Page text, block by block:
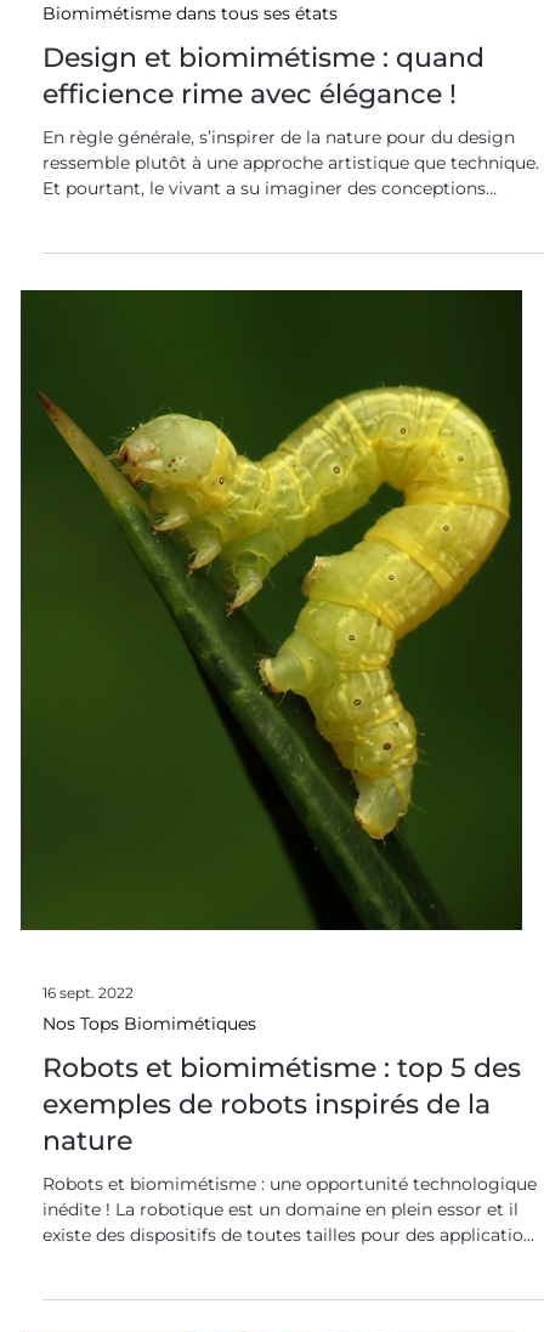
Biomimétisme dans tous ses états
Design et biomimétisme : quand
efficience rime avec élégance !
En règle générale, s’inspirer de la nature pour du design
s’inspirer du savoir-faire du vivant , développé à
16 sept. 2022
Nos Tops Biomimétiques
Robots et biomimétisme : top 5 des
exemples de robots inspirés de la
nature
inédite ! La robotique est un domaine en plein essor et il